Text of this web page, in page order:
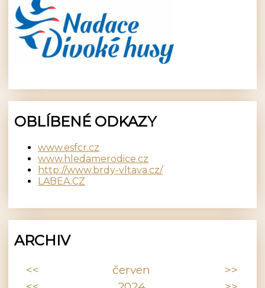
OBLÍBENÉ ODKAZY
www.esfcr.cz
www.hledamerodice.cz
http://www.brdy-vltava.cz/
LABEA.CZ
ARCHIV
<< červen
>>